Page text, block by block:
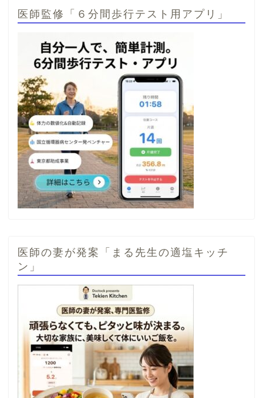
医師監修「６分間歩行テスト用アプリ」
医師の妻が発案「まる先生の適塩キッチ
ン」